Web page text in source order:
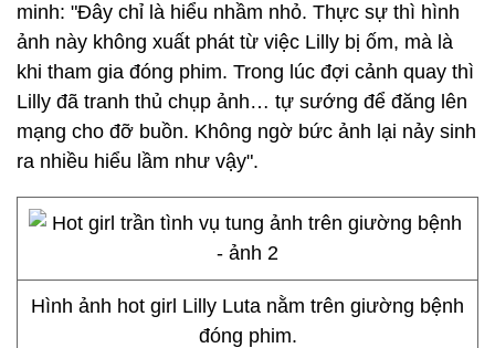
minh: "Đây chỉ là hiểu nhầm nhỏ. Thực sự thì hình
ảnh này không xuất phát từ việc Lilly bị ốm, mà là
khi tham gia đóng phim. Trong lúc đợi cảnh quay thì
Lilly đã tranh thủ chụp ảnh… tự sướng để đăng lên
mạng cho đỡ buồn. Không ngờ bức ảnh lại nảy sinh
ra nhiều hiểu lầm như vậy".
Hình ảnh hot girl Lilly Luta nằm trên giường bệnh
đóng phim.